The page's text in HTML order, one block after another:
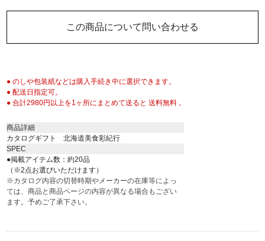
この商品について問い合わせる
● のしや包装紙などは購入手続き中に選択できます。
● 配送日指定可。
● 合計2980円以上を1ヶ所にまとめて送ると 送料無料 。
商品詳細
カタログギフト 北海道美食彩紀行
SPEC
●掲載アイテム数：約20品
（※2点お選びいただけます）
※カタログ内容の切替時期やメーカーの在庫等によっ
ては、商品と商品ページの内容が異なる場合もござい
ます。予めご了承下さい。